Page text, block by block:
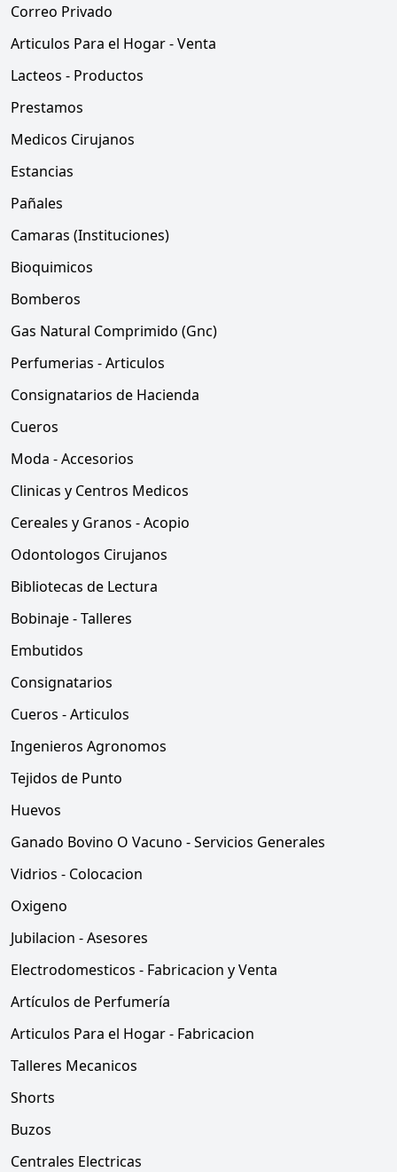
Correo Privado
Articulos Para el Hogar - Venta
Lacteos - Productos
Prestamos
Medicos Cirujanos
Estancias
Pañales
Camaras (Instituciones)
Bioquimicos
Bomberos
Gas Natural Comprimido (Gnc)
Perfumerias - Articulos
Consignatarios de Hacienda
Cueros
Moda - Accesorios
Clinicas y Centros Medicos
Cereales y Granos - Acopio
Odontologos Cirujanos
Bibliotecas de Lectura
Bobinaje - Talleres
Embutidos
Consignatarios
Cueros - Articulos
Ingenieros Agronomos
Tejidos de Punto
Huevos
Ganado Bovino O Vacuno - Servicios Generales
Vidrios - Colocacion
Oxigeno
Jubilacion - Asesores
Electrodomesticos - Fabricacion y Venta
Artículos de Perfumería
Articulos Para el Hogar - Fabricacion
Talleres Mecanicos
Shorts
Buzos
Centrales Electricas